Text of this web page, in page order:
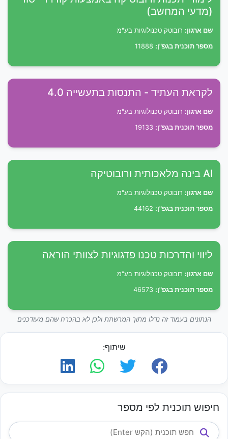
(מדעי המחשב)
שם ארגון: רובוטק טכנולוגיות בע"מ
מספר תוכנית בגפ"ן:
לקראת העתיד - התנסות בתעשייה 4.0
שם ארגון: רובוטק טכנולוגיות בע"מ
מספר תוכנית בגפ"ן:
AI בינה מלאכותית ורובוטיקה
שם ארגון: רובוטק טכנולוגיות בע"מ
מספר תוכנית בגפ"ן:
ליווי והדרכות טכנו פדגוגיות לצוותי הוראה
שם ארגון: רובוטק טכנולוגיות בע"מ
מספר תוכנית בגפ"ן:
הנתונים בעמוד זה נדלו מתוך המרשתת ולכן לא בהכרח שהם מעודכנים
שיתוף:
חיפוש תוכנית לפי מספר